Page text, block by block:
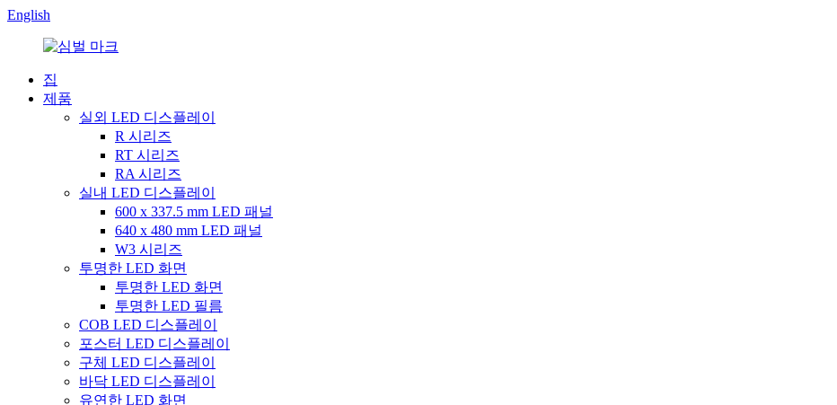
English
집
제품
실외 LED 디스플레이
R 시리즈
RT 시리즈
RA 시리즈
실내 LED 디스플레이
600 x 337.5 mm LED 패널
640 x 480 mm LED 패널
W3 시리즈
투명한 LED 화면
투명한 LED 화면
투명한 LED 필름
COB LED 디스플레이
포스터 LED 디스플레이
구체 LED 디스플레이
바닥 LED 디스플레이
유연한 LED 화면